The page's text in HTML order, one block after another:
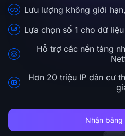
Lưu lượng không giới
Lựa chọn số 1 cho dữ
Hỗ trợ các nền tảng
Hơn 20 triệu IP dân cư
Nhận bảng